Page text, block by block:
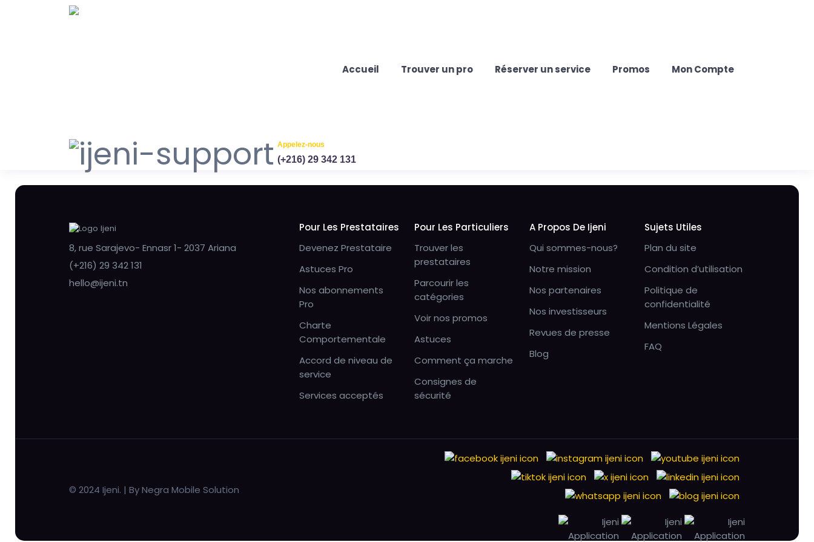
Accueil Trouver un pro Réserver un service Promos Mon Compte
Appelez-nous
(+216) 29 342 131
8, rue Sarajevo- Ennasr 1- 2037 Ariana
(+216) 29 342 131
hello@ijeni.tn
Pour Les Prestataires
Devenez Prestataire
Astuces Pro
Nos abonnements
Pro
Charte
Comportementale
Accord de niveau de
service
Services acceptés
Pour Les Particuliers
Trouver les
prestataires
Parcourir les
catégories
Voir nos promos
Astuces
Comment ça marche
Consignes de
sécurité
A Propos De Ijeni
Qui sommes-nous?
Notre mission
Nos partenaires
Nos investisseurs
Revues de presse
Blog
Sujets Utiles
Plan du site
Condition d’utilisation
Politique de
confidentialité
Mentions Légales
FAQ
© 2024 Ijeni. | By Negra Mobile Solution